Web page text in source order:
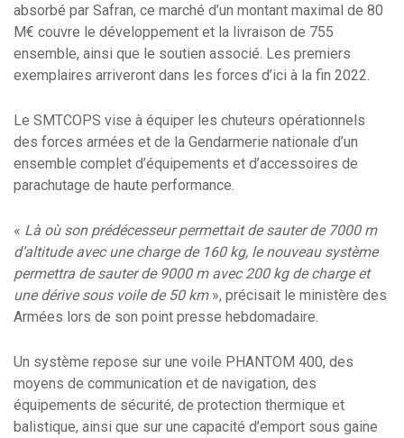
absorbé par Safran, ce marché d’un montant maximal de 80
M€ couvre le développement et la livraison de 755
ensemble, ainsi que le soutien associé. Les premiers
exemplaires arriveront dans les forces d’ici à la fin 2022.
Le SMTCOPS vise à équiper les chuteurs opérationnels
des forces armées et de la Gendarmerie nationale d’un
ensemble complet d’équipements et d’accessoires de
parachutage de haute performance.
« Là où son prédécesseur permettait de sauter de 7000 m
d’altitude avec une charge de 160 kg, le nouveau système
permettra de sauter de 9000 m avec 200 kg de charge et
une dérive sous voile de 50 km», précisait le ministère des
Armées lors de son point presse hebdomadaire.
Un système repose sur une voile PHANTOM 400, des
moyens de communication et de navigation, des
équipements de sécurité, de protection thermique et
balistique, ainsi que sur une capacité d’emport sous gaine